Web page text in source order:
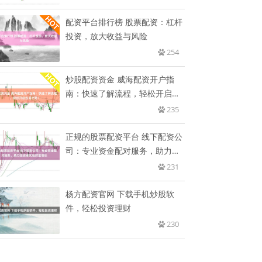
配资平台排行榜 股票配资：杠杆
投资，放大收益与风险
254
炒股配资资金 威海配资开户指
南：快速了解流程，轻松开启投
235
正规的股票配资平台 线下配资公
司：专业资金配对服务，助力投
231
杨方配资官网 下载手机炒股软
件，轻松投资理财
230